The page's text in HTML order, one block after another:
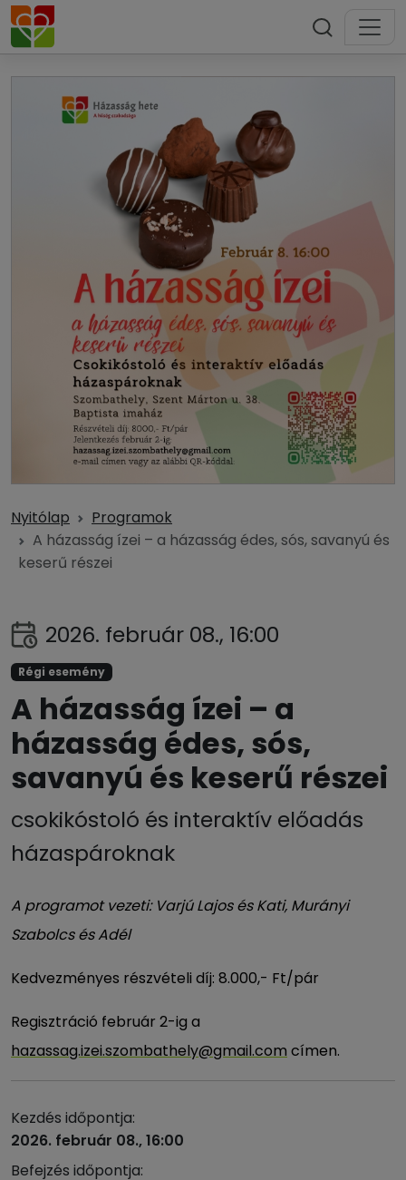
Nyitólap
Programok
A házasság ízei – a házasság édes, sós, savanyú és
keserű részei
2026. február 08., 16:00
Régi esemény
A házasság ízei – a
házasság édes, sós,
savanyú és keserű részei
csokikóstoló és interaktív előadás
házaspároknak
A programot vezeti: Varjú Lajos és Kati, Murányi
Szabolcs és Adél
Kedvezményes részvételi díj: 8.000,- Ft/pár
Regisztráció február 2-ig a
hazassag.izei.szombathely@gmail.com címen.
Kezdés időpontja:
2026. február 08., 16:00
Befejzés időpontja: